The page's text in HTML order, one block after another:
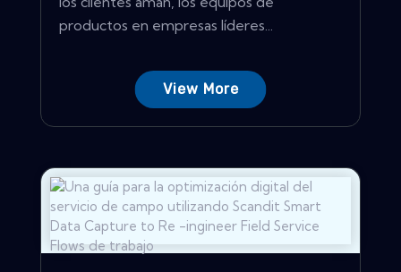
productos en empresas líderes...
View More